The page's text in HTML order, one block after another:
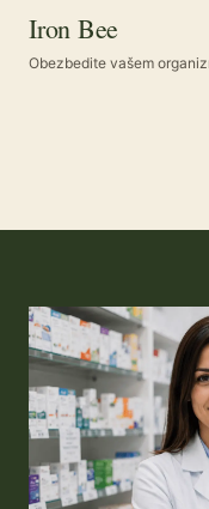
Iron Bee
Obezbedite vašem